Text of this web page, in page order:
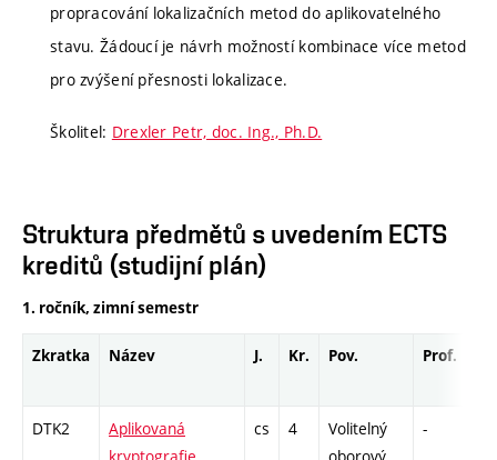
propracování lokalizačních metod do aplikovatelného
stavu. Žádoucí je návrh možností kombinace více metod
pro zvýšení přesnosti lokalizace.
Školitel: Drexler Petr, doc. Ing., Ph.D.
Struktura předmětů s uvedením ECTS
kreditů (studijní plán)
1. ročník, zimní semestr
Zkratka Název J. Kr. Pov. Prof.
DTK2
Aplikovaná
cs 4
Volitelný
-